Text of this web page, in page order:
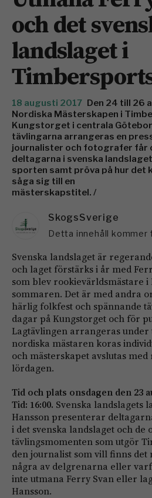
och det
landslaget i
18 augusti 2017 Den 24 till 26
Nordiska Mästerskapen i
Kungstorget i centrala
tävlingarna arrangeras en
journalister och fotografer får
deltagarna i svenska
sporten samt pröva på hur det
såga sig till en
mästerskapstitel. /
SkogsSverige
Detta innehåll
Svenska landslaget är
och laget förstärks i år med
som blev rookievärldsmästare
sommaren. Det är med andra
härlig folkfest och spännande
dagar på Kungstorget och för
Lagtävlingen arrangeras under
nordiska mästaren koras
och mästerskapet avslutas
lördagen.
Tid och plats onsdagen den 23
Tid: 16:00. Svenska landslagets
Hansson presenterar
i det svenska landslaget och de
tävlingsmomenten som utgör
den journalist som vill finns det
några av delgrenarna eller
inte utmana Ferry Svan eller
Hansson.